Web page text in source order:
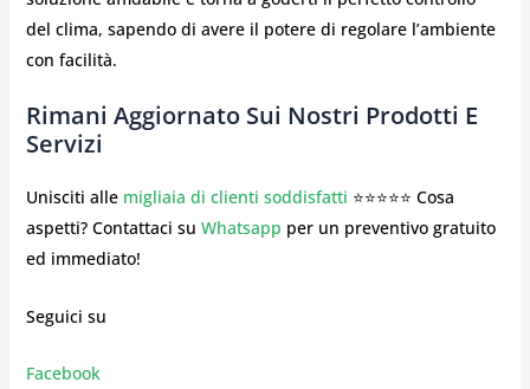
del clima, sapendo di avere il potere di regolare l’ambiente
con facilità.
Rimani Aggiornato Sui Nostri Prodotti E
Servizi
Unisciti alle migliaia di clienti soddisfatti ⭐⭐⭐⭐⭐ Cosa
aspetti? Contattaci su Whatsapp per un preventivo gratuito
ed immediato!
Seguici su
Facebook